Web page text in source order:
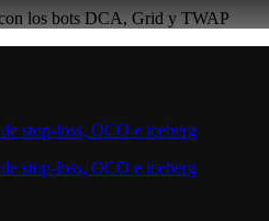
los bots DCA, Grid y TWAP
stop-loss, OCO e iceberg
stop-loss, OCO e iceberg